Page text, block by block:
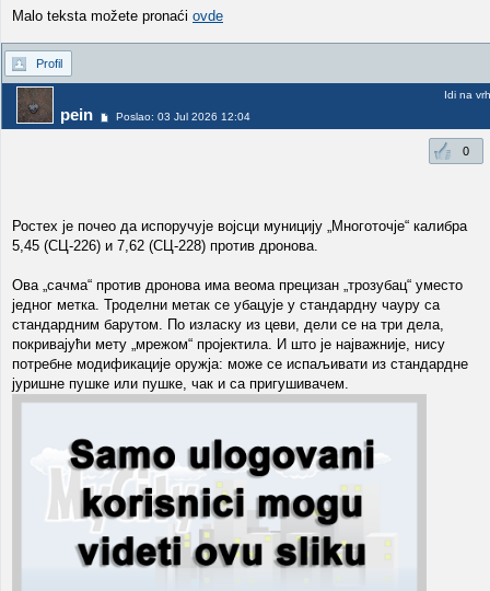
Malo teksta možete pronaći ovde
Profil
pein Poslao: 03 Jul 2026 12:04
Idi na vrh
0
Ростех је почео да испоручује војсци муницију „Многоточје“ калибра
5,45 (СЦ-226) и 7,62 (СЦ-228) против дронова.
Ова „сачма“ против дронова има веома прецизан „трозубац“ уместо
једног метка. Троделни метак се убацује у стандардну чауру са
стандардним барутом. По изласку из цеви, дели се на три дела,
покривајући мету „мрежом“ пројектила. И што је најважније, нису
потребне модификације оружја: може се испаљивати из стандардне
јуришне пушке или пушке, чак и са пригушивачем.